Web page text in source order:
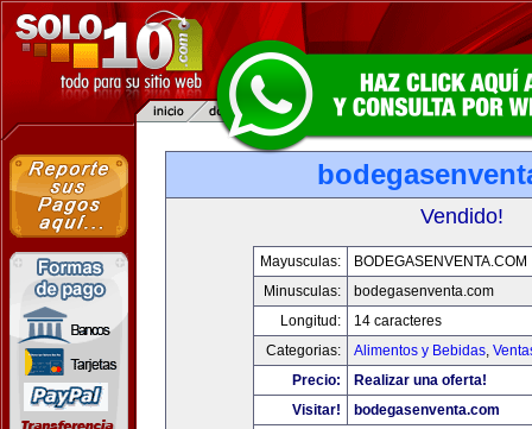
Vendido!
Mayusculas:
BODEGASENVENTA.COM
Minusculas:
bodegasenventa.com
Longitud:
14 caracteres
Categorias:
Alimentos y Bebidas,
Precio:
Realizar una oferta!
Visitar!
bodegasenventa.com